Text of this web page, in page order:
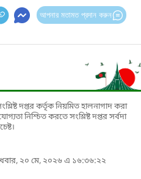
আপনার মতামত প্রদান করুন
দপ্তর কর্তৃক নিয়মিত হালনাগাদ করা
নিশ্চিত করতে সংশ্লিষ্ট দপ্তর সর্বদা
২০ মে, ২০২৬ এ ১৬:৩৬:২২